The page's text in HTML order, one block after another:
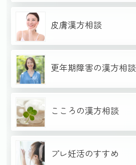
皮膚漢方相談
更年期障害の漢方相談
こころの漢方相談
プレ妊活のすすめ